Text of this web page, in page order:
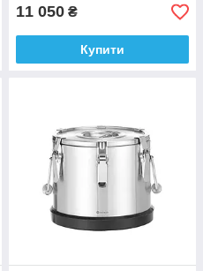
11 050 ₴
Купити